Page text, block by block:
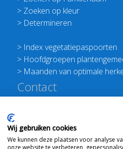
> Zoeken op kleur
> Determineren
> Index vegetatiepaspoorten
> Hoofdgroepen
> Maanden van optimale
Contact
E:info@floravannederland.nl
Plein 1992 70F 6221JP
Wij gebruiken cookies
We kunnen deze plaatsen voor analyse
onze website te verbeteren,